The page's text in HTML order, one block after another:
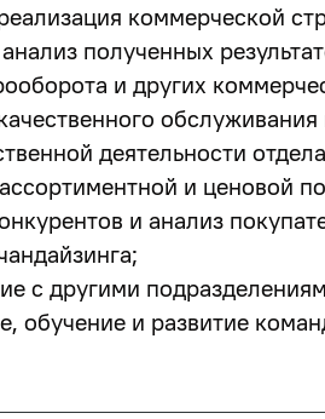
коммерческой
полученных
и других
деятельности
и ценовой
и анализ
с другими
обучение и развитие